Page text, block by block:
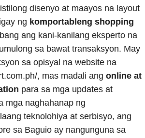
disenyo at maayos na layout
ng komportableng shopping
ang kani-kanilang eksperto na
sa bawat transaksyon. May
sa opisyal na website na
, mas madali ang online at
para sa mga updates at
mga naghahanap ng
teknolohiya at serbisyo, ang
sa Baguio ay nangunguna sa